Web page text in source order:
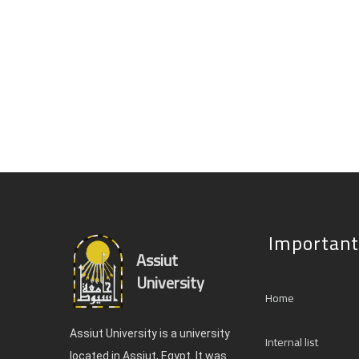
Assiut
University
Assiut University is a university
located in Assiut, Egypt. It was
Home
Internal list